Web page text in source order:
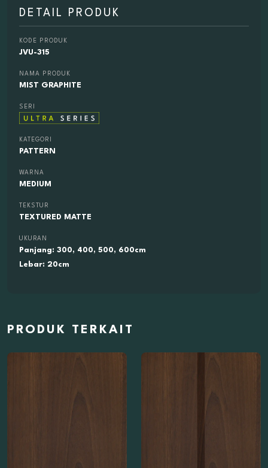
DETAIL PRODUK
KODE PRODUK
JVU-315
NAMA PRODUK
MIST GRAPHITE
SERI
KATEGORI
PATTERN
WARNA
MEDIUM
TEKSTUR
TEXTURED MATTE
UKURAN
Panjang: 300, 400, 500, 600cm
Lebar: 20cm
PRODUK TERKAIT